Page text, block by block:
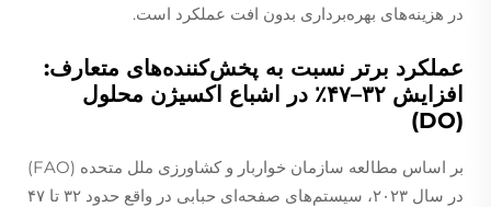
در هزینه‌های بهره‌برداری بدون افت عملکرد است.
عملکرد برتر نسبت به پخش‌کننده‌های متعارف:
افزایش ۳۲–۴۷٪ در اشباع اکسیژن محلول
(DO)
بر اساس مطالعه سازمان خواربار و کشاورزی ملل متحده (FAO)
در سال ۲۰۲۳، سیستم‌های صفحه‌ای حبابی در واقع حدود ۳۲ تا ۴۷